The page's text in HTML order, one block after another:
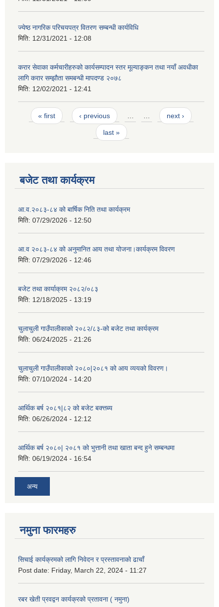
ज्येष्ठ नागरिक परिचयपत्र वितरण सम्बन्धी कार्यविधि
मिति: 12/31/2021 - 12:08
करार सेवाका कर्मचारीहरुको कार्यसम्पादन स्तर मूल्याङ्कन तथा नयाँ अवधीका
लागि करार सम्झौता समबन्धी मापदण्ड २०७८
मिति: 12/02/2021 - 12:41
Pages
« first ‹ previous next ›
last »
बजेट तथा कार्यक्रम
आ.व.२०८३-८४ को बार्षिक निति तथा कार्यक्रम
मिति: 07/29/2026 - 12:50
आ.व २०८३-८४ को अनुमानित आय तथा योजना।कार्यक्रम विवरण
मिति: 07/29/2026 - 12:46
बजेट तथा कार्याक्रम २०८२/०८३
मिति: 12/18/2025 - 13:19
चुलाचुली गाउँपालीकाको २०८२/८३-को बजेट तथा कार्यक्रम
मिति: 06/24/2025 - 21:26
चुलाचुली गाउँपालीकाको २०८०|२०८१ को आय व्ययको विवरण।
मिति: 07/10/2024 - 14:20
आर्थिक बर्ष २०८१|८२ को बजेट बक्त्तब्य
मिति: 06/26/2024 - 12:12
आर्थिक बर्ष २०८०| २०८१ को भुत्तानी तथा खाता बन्द हुने सम्बन्धमा
मिति: 06/19/2024 - 16:54
अन्य
नमुना फारमहरु
सिचाई कार्यक्रमको लागि निवेदन र प्रस्तावनाको ढाचाँ
Post date: Friday, March 22, 2024 - 11:27
रबर खेती प्रवद्वन कार्यक्रको प्रतावना ( नमुना)